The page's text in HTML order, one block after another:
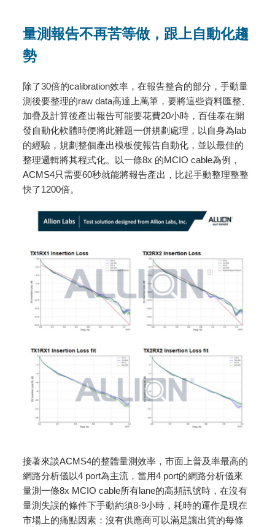
量測報告不再苦等做，跟上自動化趨
勢
除了30倍的calibration效率，在報告整合的部分，手動量
測後要整理的raw data高達上萬筆，要將這些資料匯整、
加疊及計算後產出報告可能要花費20小時，百佳泰在開
發自動化軟體時便將此難題一併規劃處理，以自身為lab
的經驗，規劃整個產出模板使報告自動化，並以最佳的
整理邏輯將其程式化。以一條8x 的MCIO cable為例，
ACMS4只需要60秒就能將報告產出，比起手動整理整整
快了1200倍。
接著來談ACMS4的整體量測效率，市面上普及率最高的
網路分析儀以4 port為主流，當用4 port的網路分析儀來
量測一條8x MCIO cable所有lane的高頻訊號時，在沒有
量測失誤的條件下手動約須8-9小時，耗時的運作是現在
市場上的痛點因素：沒有供應商可以滿足讓出貨的每條